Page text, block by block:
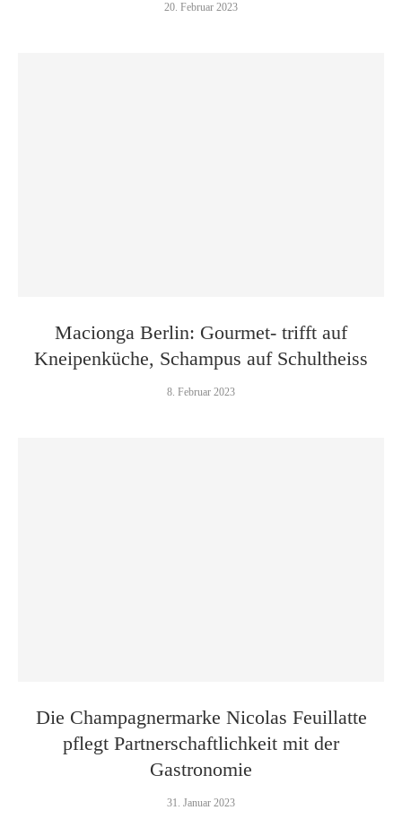
20. Februar 2023
Macionga Berlin: Gourmet- trifft auf
Kneipenküche, Schampus auf Schultheiss
8. Februar 2023
Die Champagnermarke Nicolas Feuillatte
pflegt Partnerschaftlichkeit mit der
Gastronomie
31. Januar 2023